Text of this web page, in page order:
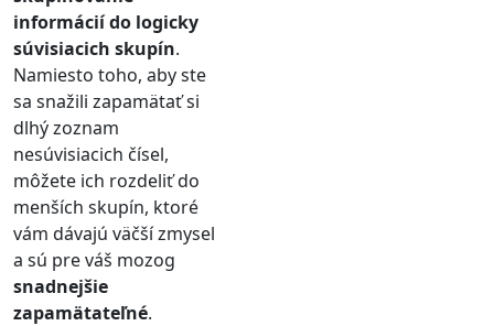
informácií do logicky
súvisiacich skupín.
Namiesto toho, aby ste
sa snažili zapamätať si
dlhý zoznam
nesúvisiacich čísel,
môžete ich rozdeliť do
menších skupín, ktoré
vám dávajú väčší zmysel
a sú pre váš mozog
snadnejšie
zapamätateľné.